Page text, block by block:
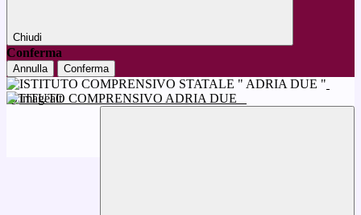
Chiudi
Conferma
Annulla Conferma
ISTITUTO COMPRENSIVO ADRIA DUE